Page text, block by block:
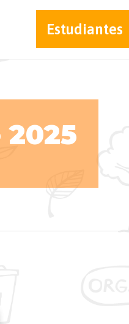
Estudiantes